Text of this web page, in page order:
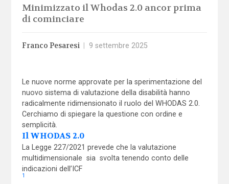
Minimizzato il Whodas 2.0 ancor prima
di cominciare
Franco Pesaresi 9 settembre 2025
Le nuove norme approvate per la sperimentazione del
nuovo sistema di valutazione della disabilità hanno
radicalmente ridimensionato il ruolo del WHODAS 2.0.
Cerchiamo di spiegare la questione con ordine e
semplicità.
Il WHODAS 2.0
La Legge 227/2021 prevede che la valutazione
multidimensionale sia svolta tenendo conto delle
indicazioni dell’ICF
1